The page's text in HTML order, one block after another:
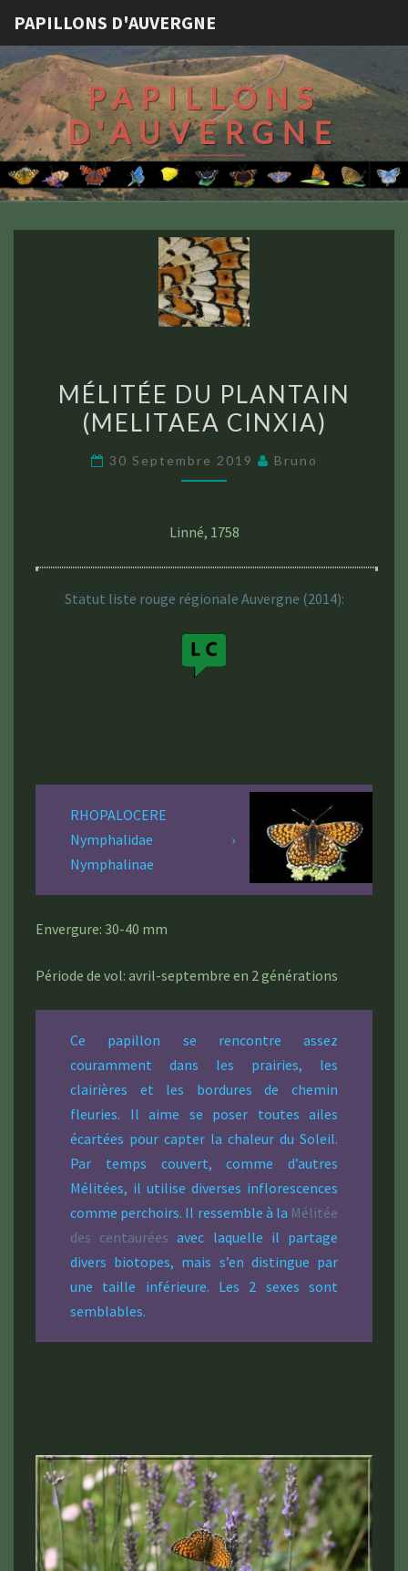
PAPILLONS D'AUVERGNE
PAPILLONS
D'AUVERGNE
DU
PLANTAIN
CINXIA)
MÉLITÉE DU PLANTAIN
(MELITAEA CINXIA)
30 Septembre 2019 Bruno
Linné, 1758
Statut liste rouge régionale Auvergne (2014):
RHOPALOCERE
Nymphalidae ›
Nymphalinae
Envergure: 30-40 mm
Période de vol: avril-septembre en 2 générations
Ce papillon se rencontre assez
couramment dans les prairies, les
clairières et les bordures de chemin
fleuries. Il aime se poser toutes ailes
écartées pour capter la chaleur du Soleil.
Par temps couvert, comme d’autres
Mélitées, il utilise diverses inflorescences
comme perchoirs. Il ressemble à la Mélitée
des centaurées avec laquelle il partage
divers biotopes, mais s’en distingue par
une taille inférieure. Les 2 sexes sont
semblables.